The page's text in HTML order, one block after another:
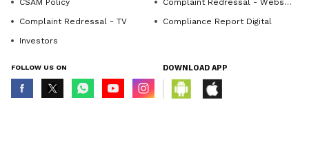
CSAM Policy
Complaint Redressal - Website
Complaint Redressal - TV
Compliance Report Digital
Investors
FOLLOW US ON DOWNLOAD APP